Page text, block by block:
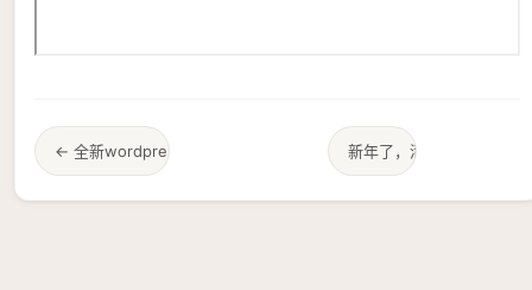
← 全新wordpress附件下载插件EOS 新年了，清洁一波.. →